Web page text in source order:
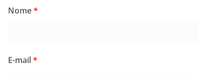
Nome*
E-mail*